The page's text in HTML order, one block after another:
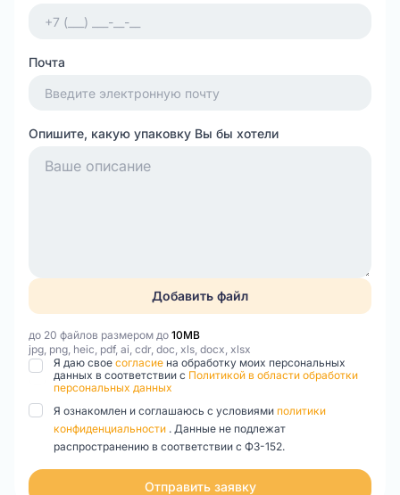
Почта
Опишите, какую упаковку Вы бы хотели
Добавить файл
до 20 файлов размером до 10MB
jpg, png, heic, pdf, ai, cdr, doc, xls, docx, xlsx
Я даю свое согласие на обработку моих персональных
данных в соответствии с Политикой в области обработки
персональных данных
Я ознакомлен и соглашаюсь с условиями политики
конфиденциальности . Данные не подлежат
распространению в соответствии с ФЗ-152.
Отправить заявку